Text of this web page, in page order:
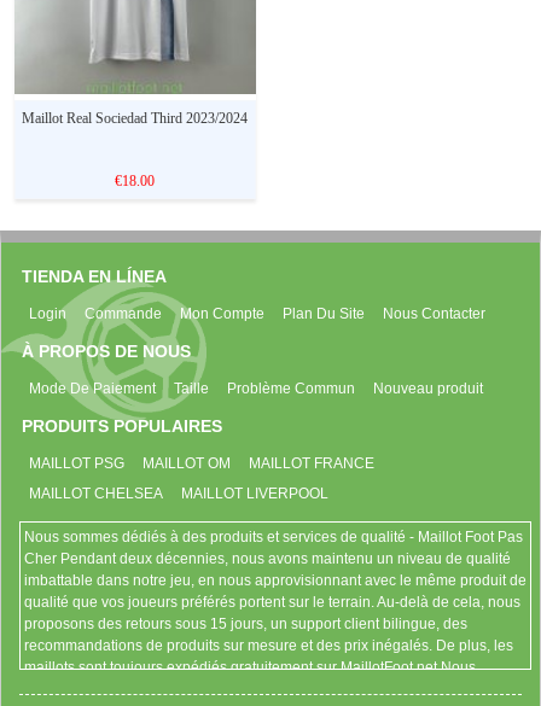
Maillot Real Sociedad Third 2023/2024
€18.00
TIENDA EN LÍNEA
Login Commande Mon Compte Plan Du Site Nous Contacter
À PROPOS DE NOUS
Mode De Paiement Taille Problème Commun Nouveau produit
PRODUITS POPULAIRES
MAILLOT PSG MAILLOT OM
MAILLOT FRANCE
MAILLOT CHELSEA
MAILLOT LIVERPOOL
Nous sommes dédiés à des produits et services de qualité - Maillot Foot Pas
Cher Pendant deux décennies, nous avons maintenu un niveau de qualité
imbattable dans notre jeu, en nous approvisionnant avec le même produit de
qualité que vos joueurs préférés portent sur le terrain. Au-delà de cela, nous
proposons des retours sous 15 jours, un support client bilingue, des
recommandations de produits sur mesure et des prix inégalés. De plus, les
maillots sont toujours expédiés gratuitement sur MaillotFoot.net Nous